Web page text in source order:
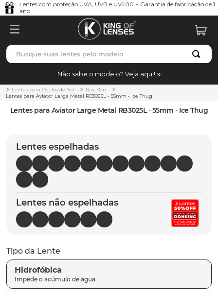
Lentes com proteção UVA, UVB e UV400 + Garantia de fabricação de 1
ano.
Busque suas lentes pelo modelo
Não sabe o modelo? Veja aqui!
Lentes para Óculos de Sol
Ray-Ban
Lentes para Aviator Large Metal RB3025L - 55mm - Ice Thug
Lentes para Aviator Large Metal RB3025L - 55mm - Ice Thug
Lentes espelhadas
Lentes não espelhadas
Tipo da Lente
Hidrofóbica
TERMOS MAIS BUSCADOS
1º borrachas
holbrook
5º chaves
6º t-shock
7º gasket
8º parafusos
9º latch